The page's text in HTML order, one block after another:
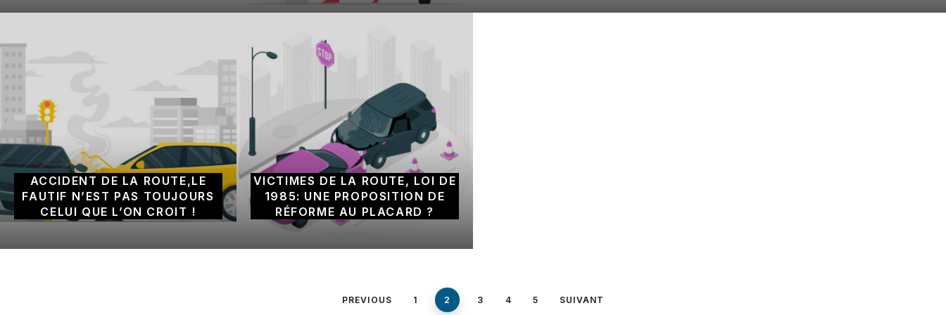
ACCIDENT DE LA ROUTE,LE
FAUTIF N’EST PAS TOUJOURS
CELUI QUE L’ON CROIT !
VICTIMES DE LA ROUTE, LOI DE
1985: UNE PROPOSITION DE
RÉFORME AU PLACARD ?
PREVIOUS 1 2 3 4 5 SUIVANT